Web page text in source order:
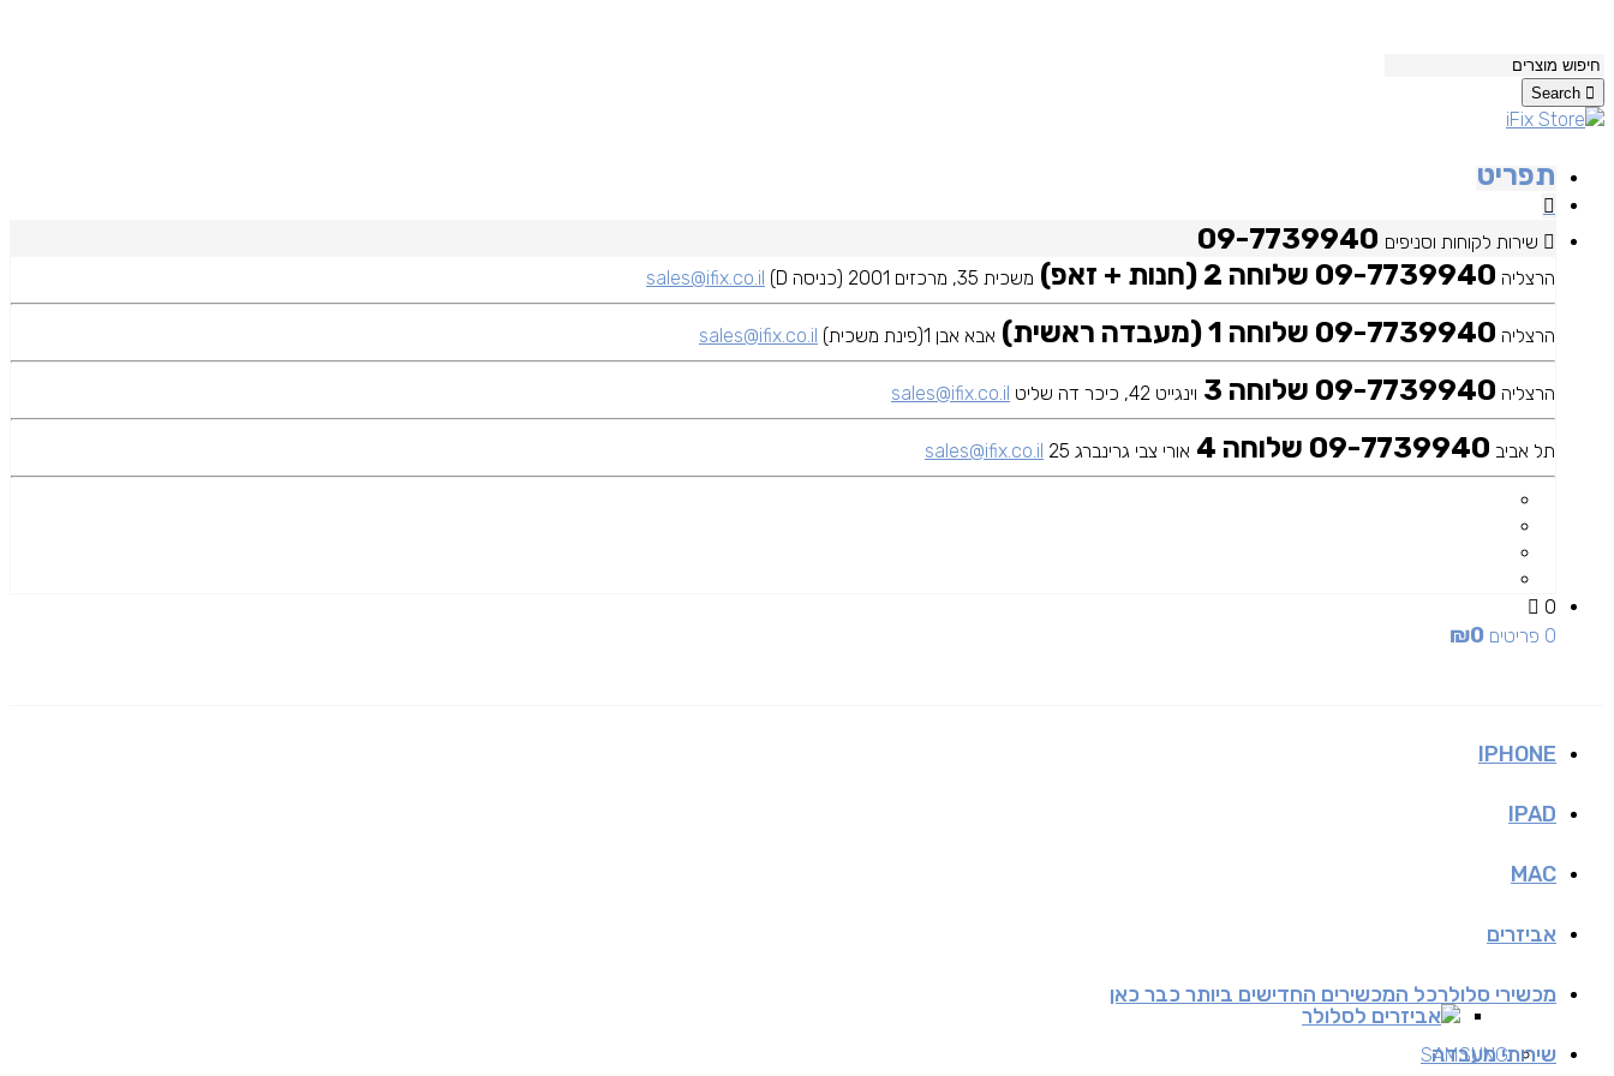
Search
תפריט
שירות לקוחות וסניפים
הרצליה 09-7739940 שלוחה 2 (חנות + זאפ) משכית 35, מרכזים 2001 (כניסה D) sales@ifix.co.il
הרצליה 09-7739940 שלוחה 1 (מעבדה ראשית) אבא אבן 1(פינת משכית) sales@ifix.co.il
הרצליה 09-7739940 שלוחה 3 וינגייט 42, כיכר דה שליט sales@ifix.co.il
תל אביב 09-7739940 שלוחה 4 אורי צבי גרינברג 25 sales@ifix.co.il
0
0 פריטים
₪0
IPHONE
IPAD
MAC
אביזרים
אביזרים לסלולר
מכשירי סלולרכל המכשירים החדישים ביותר כבר כאן
SAMSUNG
שירותי מעבדה